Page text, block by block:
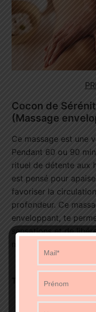
Cocon de
(Massage
Ce massage est une
Pendant 60 ou 90
rituel de détente aux
est pensé pour
favoriser la
profondeur. Ce
enveloppant, te
sensations et de
moment de lâcher-
Tarif : 60 min, prix: